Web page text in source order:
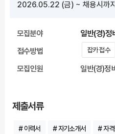
2026.05.22 (금) ~ 채용시까지
모집분야
일반(경)정
접수방법
잡카 접수
모집인원 일반(경)정
제출서류
# 이력서 # 자기소개서 # 자